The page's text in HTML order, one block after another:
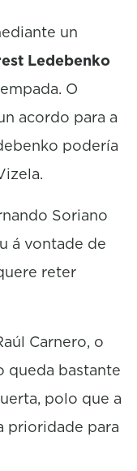
un
Ledebenko
O
acordo para a
podería
Soriano
á vontade de
reter
Carnero, o
queda bastante
polo que a
prioridade para